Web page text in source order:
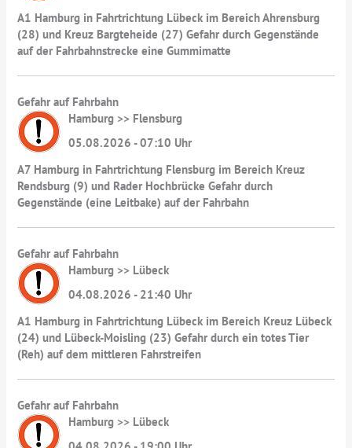
A1 Hamburg in Fahrtrichtung Lübeck im Bereich Ahrensburg
(28) und Kreuz Bargteheide (27) Gefahr durch Gegenstände
auf der Fahrbahnstrecke eine Gummimatte
Gefahr auf Fahrbahn
Hamburg >> Flensburg
05.08.2026 - 07:10 Uhr
A7 Hamburg in Fahrtrichtung Flensburg im Bereich Kreuz
Rendsburg (9) und Rader Hochbrücke Gefahr durch
Gegenstände (eine Leitbake) auf der Fahrbahn
Gefahr auf Fahrbahn
Hamburg >> Lübeck
04.08.2026 - 21:40 Uhr
A1 Hamburg in Fahrtrichtung Lübeck im Bereich Kreuz Lübeck
(24) und Lübeck-Moisling (23) Gefahr durch ein totes Tier
(Reh) auf dem mittleren Fahrstreifen
Gefahr auf Fahrbahn
Hamburg >> Lübeck